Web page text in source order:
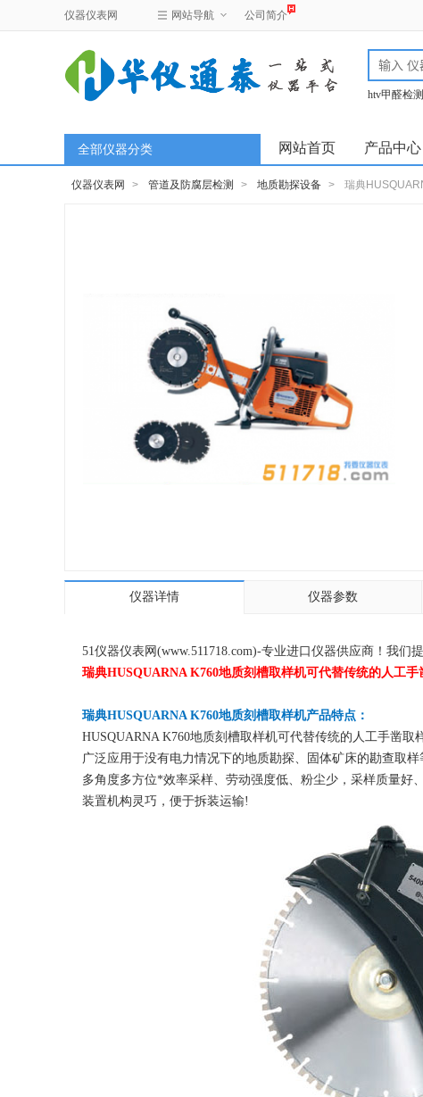
仪器仪表网 网站导航 公司简介
htv甲醛检
网站首页 产品中心
全部仪器分类
仪器仪表网 > 管道及防腐层检测 > 地质勘探设备 > 瑞典
仪器详情 仪器参数
51仪器仪表网(www.511718.com)-专业进口仪器供应商！我们
瑞典HUSQUARNA K760地质刻槽取样机可代替传统的人工
瑞典HUSQUARNA K760地质刻槽取样机产品特点：
HUSQUARNA K760地质刻槽取样机可代替传统的人工手凿
广泛应用于没有电力情况下的地质勘探、固体矿床的勘查取样
多角度多方位*效率采样、劳动强度低、粉尘少，采样质量好
装置机构灵巧，便于拆装运输!